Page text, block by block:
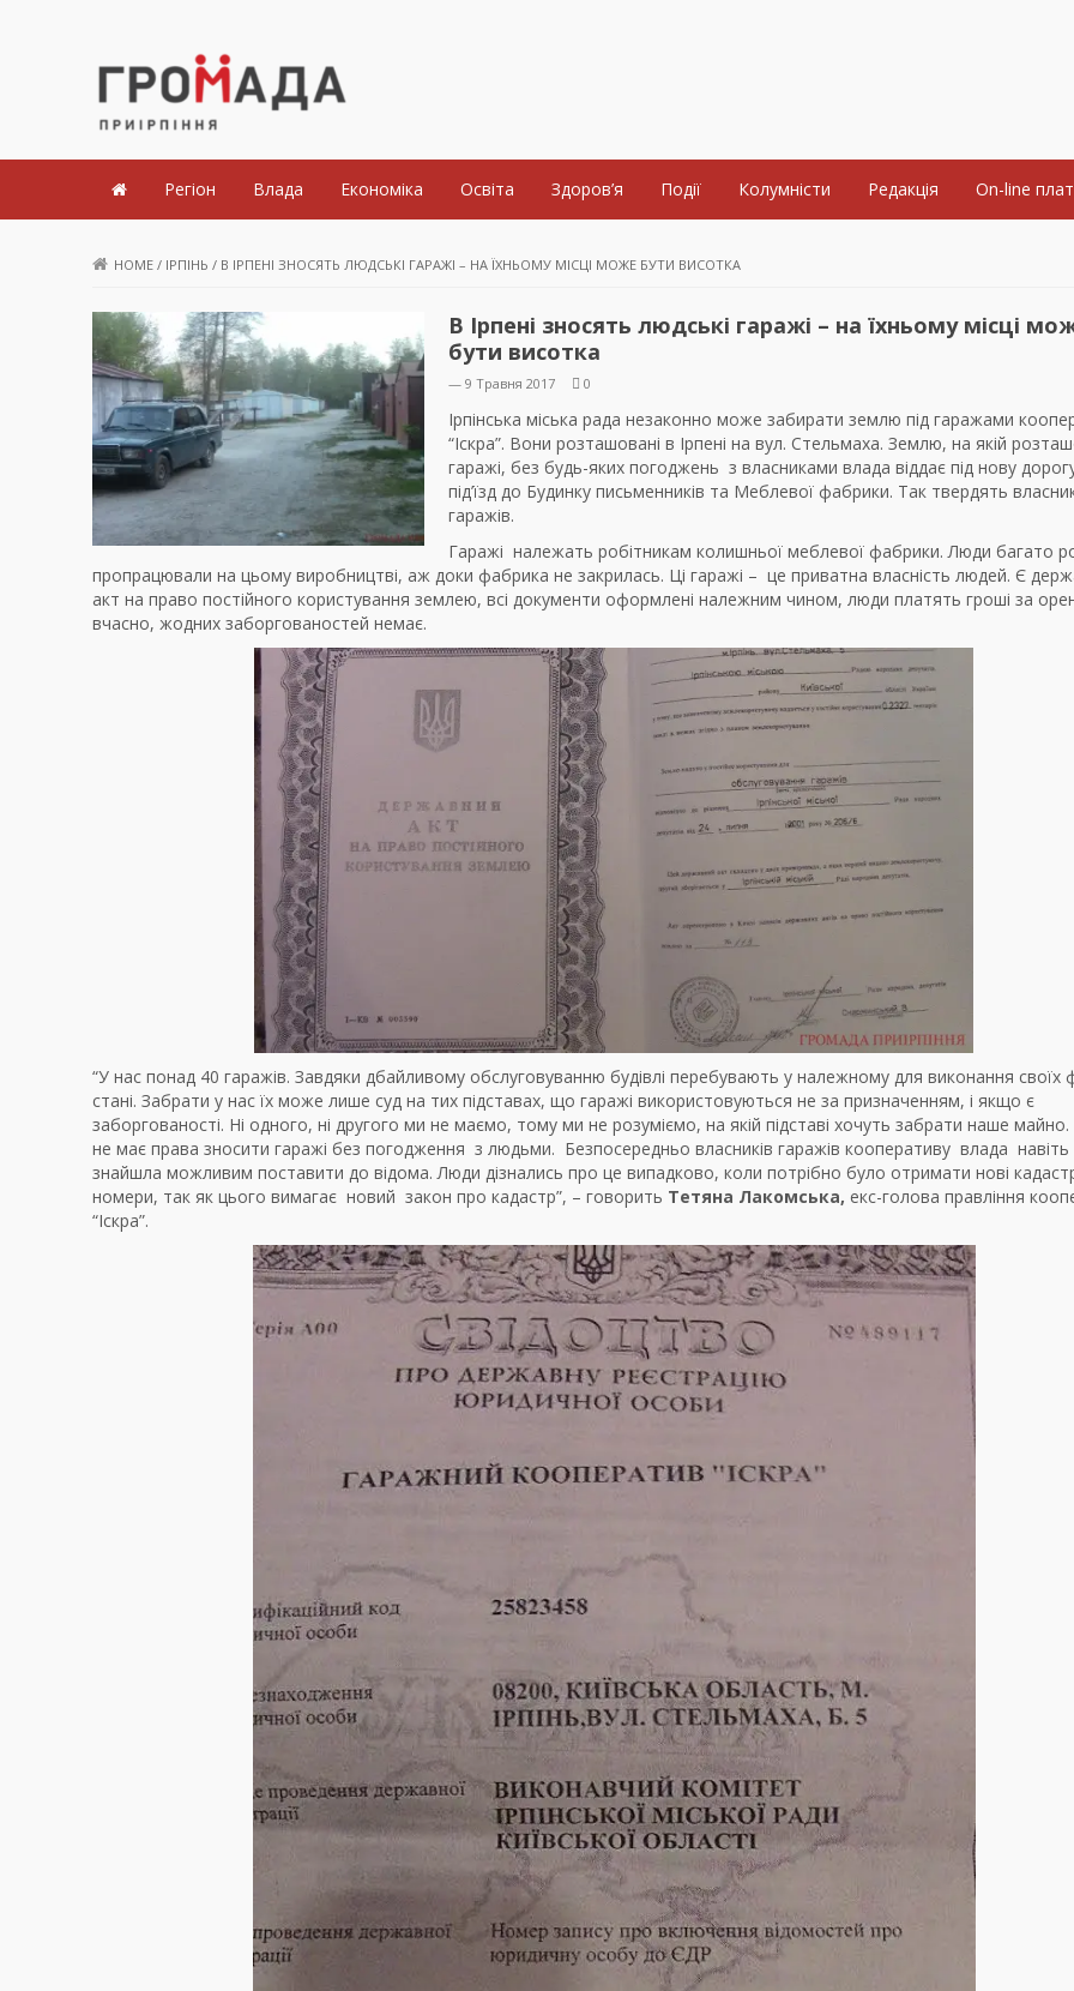
Громада Приірпіння
Регіон Влада Економіка Освіта Здоров’я Події Колумністи Редакція On-line
HOME / ІРПІНЬ / В ІРПЕНІ ЗНОСЯТЬ ЛЮДСЬКІ ГАРАЖІ – НА ЇХНЬОМУ МІСЦІ МОЖЕ БУТИ ВИСОТКА
В Ірпені зносять людські гаражі – на їхньому місці
бути висотка
— 9 Травня 2017 0
Ірпінська міська рада незаконно може забирати землю під гаражами
“Іскра”. Вони розташовані в Ірпені на вул. Стельмаха. Землю, на якій
гаражі, без будь-яких погоджень з власниками влада віддає під нову
під’їзд до Будинку письменників та Меблевої фабрики. Так твердять
гаражів.
Гаражі належать робітникам колишньої меблевої фабрики. Люди багато
пропрацювали на цьому виробництві, аж доки фабрика не закрилась. Ці гаражі – це приватна власність людей. Є
акт на право постійного користування землею, всі документи оформлені належним чином, люди платять гроші за
вчасно, жодних заборгованостей немає.
“У нас понад 40 гаражів. Завдяки дбайливому обслуговуванню будівлі перебувають у належному для виконання своїх
стані. Забрати у нас їх може лише суд на тих підставах, що гаражі використовуються не за призначенням, і якщо є
заборгованості. Ні одного, ні другого ми не маємо, тому ми не розуміємо, на якій підставі хочуть забрати наше
не має права зносити гаражі без погодження з людьми. Безпосередньо власників гаражів кооперативу влада навіть
знайшла можливим поставити до відома. Люди дізнались про це випадково, коли потрібно було отримати нові
номери, так як цього вимагає новий закон про кадастр”, – говорить Тетяна Лакомська, екс-голова правління
“Іскра”.